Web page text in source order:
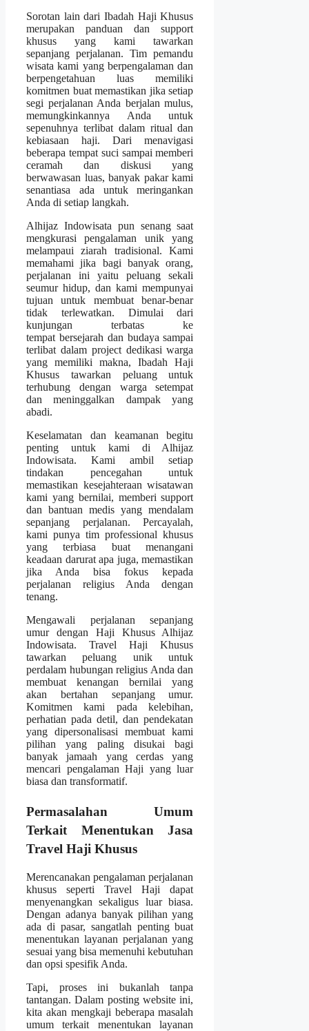
Sorotan lain dari Ibadah Haji Khusus
merupakan panduan dan support
khusus yang kami tawarkan
sepanjang perjalanan. Tim pemandu
wisata kami yang berpengalaman dan
berpengetahuan luas memiliki
komitmen buat memastikan jika setiap
segi perjalanan Anda berjalan mulus,
memungkinkannya Anda untuk
sepenuhnya terlibat dalam ritual dan
kebiasaan haji. Dari menavigasi
beberapa tempat suci sampai memberi
ceramah dan diskusi yang
berwawasan luas, banyak pakar kami
senantiasa ada untuk meringankan
Anda di setiap langkah.
Alhijaz Indowisata pun senang saat
mengkurasi pengalaman unik yang
melampaui ziarah tradisional. Kami
memahami jika bagi banyak orang,
perjalanan ini yaitu peluang sekali
seumur hidup, dan kami mempunyai
tujuan untuk membuat benar-benar
tidak terlewatkan. Dimulai dari
kunjungan terbatas ke
tempat bersejarah dan budaya sampai
terlibat dalam project dedikasi warga
yang memiliki makna, Ibadah Haji
Khusus tawarkan peluang untuk
terhubung dengan warga setempat
dan meninggalkan dampak yang
abadi.
Keselamatan dan keamanan begitu
penting untuk kami di Alhijaz
Indowisata. Kami ambil setiap
tindakan pencegahan untuk
memastikan kesejahteraan wisatawan
kami yang bernilai, memberi support
dan bantuan medis yang mendalam
sepanjang perjalanan. Percayalah,
kami punya tim professional khusus
yang terbiasa buat menangani
keadaan darurat apa juga, memastikan
jika Anda bisa fokus kepada
perjalanan religius Anda dengan
tenang.
Mengawali perjalanan sepanjang
umur dengan Haji Khusus Alhijaz
Indowisata. Travel Haji Khusus
tawarkan peluang unik untuk
perdalam hubungan religius Anda dan
membuat kenangan bernilai yang
akan bertahan sepanjang umur.
Komitmen kami pada kelebihan,
perhatian pada detil, dan pendekatan
yang dipersonalisasi membuat kami
pilihan yang paling disukai bagi
banyak jamaah yang cerdas yang
mencari pengalaman Haji yang luar
biasa dan transformatif.
Permasalahan Umum
Terkait Menentukan Jasa
Travel Haji Khusus
Merencanakan pengalaman perjalanan
khusus seperti Travel Haji dapat
menyenangkan sekaligus luar biasa.
Dengan adanya banyak pilihan yang
ada di pasar, sangatlah penting buat
menentukan layanan perjalanan yang
sesuai yang bisa memenuhi kebutuhan
dan opsi spesifik Anda.
Tapi, proses ini bukanlah tanpa
tantangan. Dalam posting website ini,
kita akan mengkaji beberapa masalah
umum terkait menentukan layanan